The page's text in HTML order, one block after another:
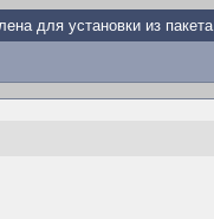
для установки из пакета